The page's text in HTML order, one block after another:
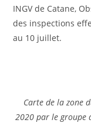
INGV de Catane,
des inspections
au 10 juillet.
Carte de la zone
2020 par le groupe